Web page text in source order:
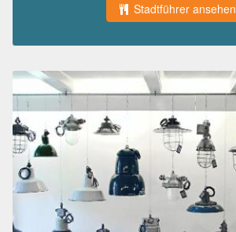
Stadtführer ansehen